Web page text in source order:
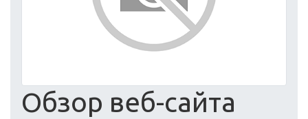
Обзор веб-сайта